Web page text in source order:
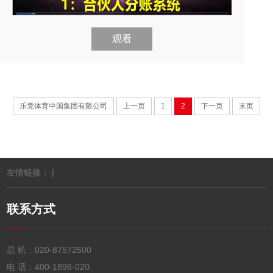
观看
乐竟体育中国集团有限公司 上一页 1 2 下一页 末页
友情链接： |
联系方式
总 机：020-87572500
电 话：400-1898-020